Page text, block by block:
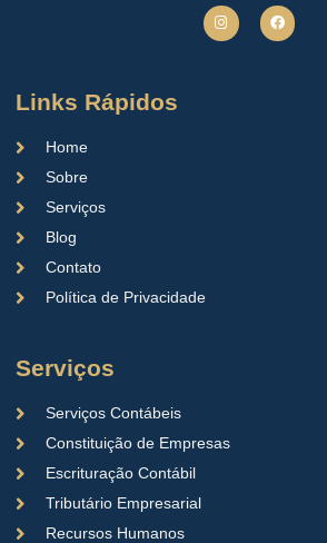
Links Rápidos
Home
Sobre
Serviços
Blog
Contato
Política de Privacidade
Serviços
Serviços Contábeis
Constituição de Empresas
Escrituração Contábil
Tributário Empresarial
Recursos Humanos